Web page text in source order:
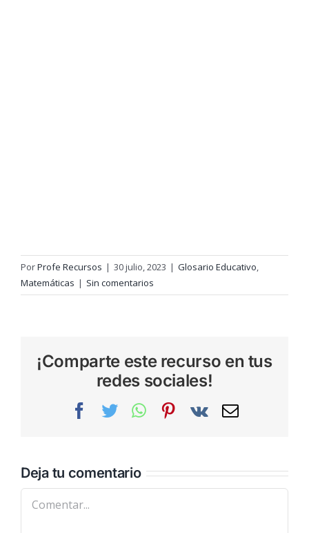
PorProfe Recursos | 30 julio, 2023 | Glosario Educativo,
Matemáticas | Sin comentarios
¡Comparte este recurso en tus
redes sociales!
Facebook
TwitterWhatsAppPinterest
Vk
Correo
Deja tu comentario
Comentar